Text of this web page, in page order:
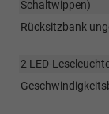
Schaltwippen)
Rücksitzbank
2 LED-